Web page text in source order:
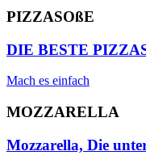
PIZZASOßE
DIE BESTE
Mach es einfach
MOZZARELLA
Mozzarella, Die